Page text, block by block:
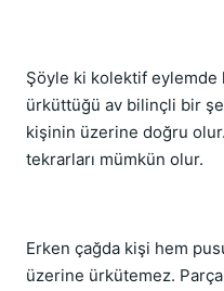
Şöyle ki kolektif
ürküttüğü av bilinçli bir
kişinin üzerine doğru
tekrarları mümkün olur.
Erken çağda kişi hem
üzerine ürkütemez.